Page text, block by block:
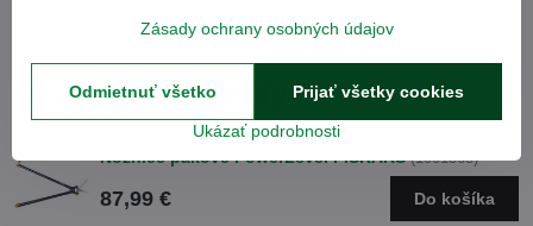
Nasledujúci produkt
Obľúbené produkty
Nožnice pákové PowerLevel FISKARS (1001565)
87,99 € Do košíka
Zásady ochrany osobných údajov
Ukázať podrobnosti
Prijať všetky cookies
Odmietnuť všetko